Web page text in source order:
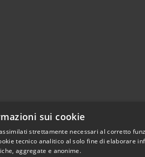
sui cookie
strettamente necessari al corretto
tecnico analitico al solo fine di elaborare
aggregate e anonime.